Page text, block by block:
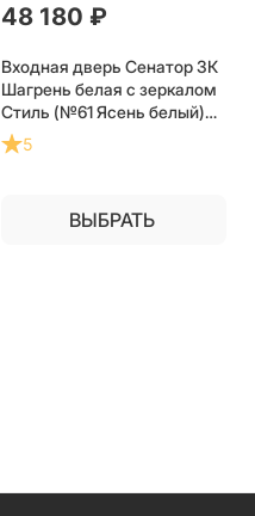
48 180 ₽
Входная дверь Сенатор 3К
Шагрень белая с зеркалом
Стиль (№61 Ясень белый)
для установки в квартиру
5
ВЫБРАТЬ